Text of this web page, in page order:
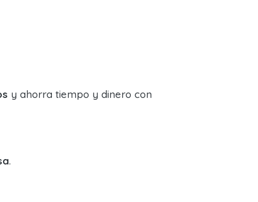
y ahorra tiempo y dinero con
.